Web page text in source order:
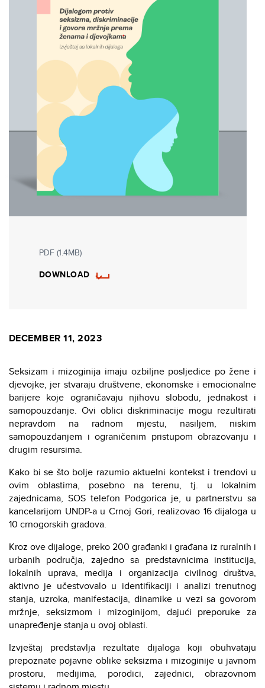
PDF (1.4MB)
DOWNLOAD
DECEMBER 11, 2023
Seksizam i mizoginija imaju ozbiljne posljedice po žene i
djevojke, jer stvaraju društvene, ekonomske i emocionalne
barijere koje ograničavaju njihovu slobodu, jednakost i
samopouzdanje. Ovi oblici diskriminacije mogu rezultirati
nepravdom na radnom mjestu, nasiljem, niskim
samopouzdanjem i ograničenim pristupom obrazovanju i
drugim resursima.
Kako bi se što bolje razumio aktuelni kontekst i trendovi u
ovim oblastima, posebno na terenu, tj. u lokalnim
zajednicama, SOS telefon Podgorica je, u partnerstvu sa
kancelarijom UNDP-a u Crnoj Gori, realizovao 16 dijaloga u
10 crnogorskih gradova.
Kroz ove dijaloge, preko 200 građanki i građana iz ruralnih i
urbanih područja, zajedno sa predstavnicima institucija,
lokalnih uprava, medija i organizacija civilnog društva,
aktivno je učestvovalo u identifikaciji i analizi trenutnog
stanja, uzroka, manifestacija, dinamike u vezi sa govorom
mržnje, seksizmom i mizoginijom, dajući preporuke za
unapređenje stanja u ovoj oblasti.
Izvještaj predstavlja rezultate dijaloga koji obuhvataju
prepoznate pojavne oblike seksizma i mizoginije u javnom
prostoru, medijima, porodici, zajednici, obrazovnom